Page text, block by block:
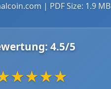
| PDF Size: 1.9 MB
4.5/5
★★★★